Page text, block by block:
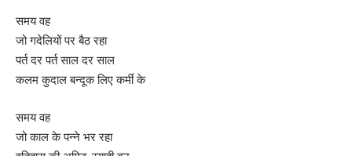
समय वह
जो गदेलियों पर बैठ रहा
पर्त दर पर्त साल दर साल
कलम कुदाल बन्दूक लिए कर्मी के
समय वह
जो काल के पन्ने भर रहा